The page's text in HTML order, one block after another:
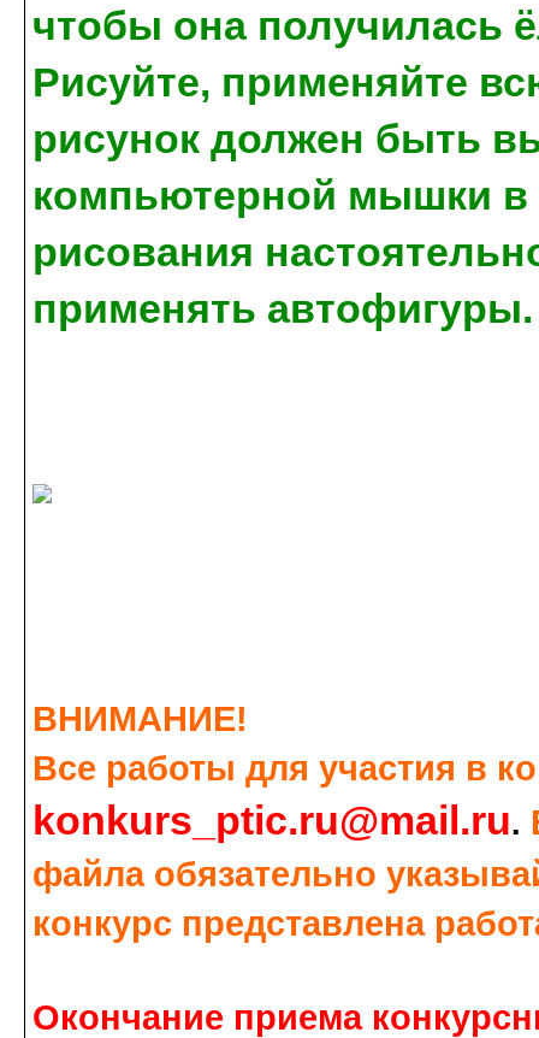
чтобы она получилась
Рисуйте, применяйте
рисунок должен быть
компьютерной мышки в
рисования
применять автофигуры.
ВНИМАНИЕ!
Все работы для участия в
konkurs_ptic.ru@mail.ru.
файла обязательно
конкурс представлена
Окончание приема